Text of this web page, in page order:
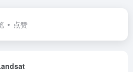
点赞